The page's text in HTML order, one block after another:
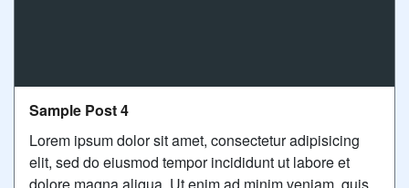
Sample Post 4
Lorem ipsum dolor sit amet, consectetur adipisicing
elit, sed do eiusmod tempor incididunt ut labore et